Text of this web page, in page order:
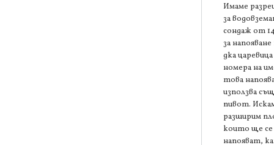
Имаме
за
сондаж от
за
дка
номера на
това
използва
пивот.
разширим
които ще се
напояват,